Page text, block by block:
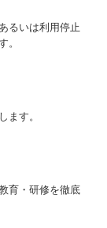
るいは利用停止
。
ます。
育・研修を徹底